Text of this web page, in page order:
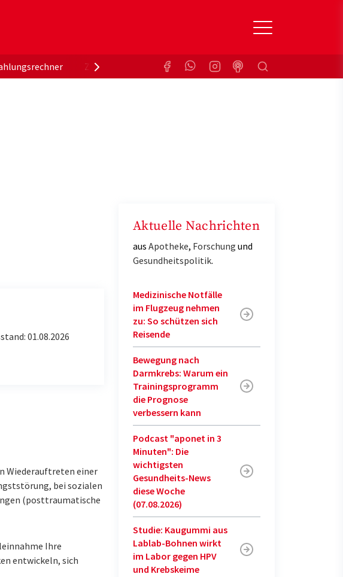
Zuzahlungsbefreiung KrankenkasseSuchen
01.08.2026
Wiederauftreten einer
bei sozialen
(posttraumatische
Ihre
entwickeln, sich
Aktuelle Nachrichten
aus Apotheke, Forschung und
Gesundheitspolitik.
Medizinische Notfälle
im Flugzeug nehmen
zu: So schützen sich
Reisende
Bewegung nach
Darmkrebs: Warum ein
Trainingsprogramm
die Prognose
verbessern kann
Podcast "aponet in 3
Minuten": Die
wichtigsten
Gesundheits-News
diese Woche
(07.08.2026)
Studie: Kaugummi aus
Lablab-Bohnen wirkt
im Labor gegen HPV
und Krebskeime